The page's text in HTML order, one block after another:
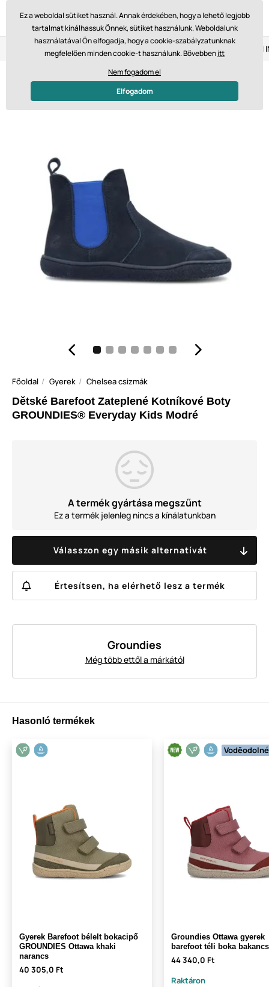
Visszaküldés 14 napon belül Gyors szállítás 61 475 Ft-tól
Főoldal Gyerek Chelsea csizmák
Dětské Barefoot Zateplené Kotníkové Boty
GROUNDIES® Everyday Kids Modré
A termék gyártása megszűnt
Ez a termék jelenleg nincs a kínálatunkban
Válasszon egy másik alternatívát
Értesítsen, ha elérhető lesz a termék
Groundies
Még több ettől a márkától
Hasonló termékek
Gyerek Barefoot bélelt bokacipő
GROUNDIES Ottawa khaki
narancs
40 305,0 Ft
Voděodolné
Groundies Ottawa gyerek
barefoot téli boka
44 340,0 Ft
Raktáron
Ez a weboldal sütiket használ. Annak érdekében, hogy a lehető legjobb
tartalmat kínálhassuk Önnek, sütiket használunk. Weboldalunk
használatával Ön elfogadja, hogy a cookie-szabályzatunknak
megfelelően minden cookie-t használunk. Bővebbenitt
Nem fogadom el
Elfogadom